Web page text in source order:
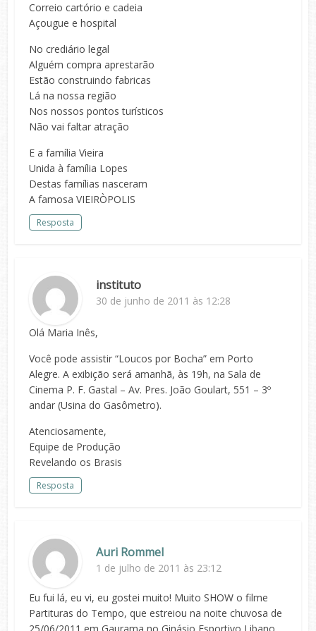
Correio cartório e cadeia
Açougue e hospital
No crediário legal
Alguém compra aprestarão
Estão construindo fabricas
Lá na nossa região
Nos nossos pontos turísticos
Não vai faltar atração
E a família Vieira
Unida à família Lopes
Destas famílias nasceram
A famosa VIEIRÒPOLIS
Resposta
instituto
30 de junho de 2011 às 12:28
Olá Maria Inês,
Você pode assistir “Loucos por Bocha” em Porto
Alegre. A exibição será amanhã, às 19h, na Sala de
Cinema P. F. Gastal – Av. Pres. João Goulart, 551 – 3º
andar (Usina do Gasômetro).
Atenciosamente,
Equipe de Produção
Revelando os Brasis
Resposta
Auri Rommel
1 de julho de 2011 às 23:12
Eu fui lá, eu vi, eu gostei muito! Muito SHOW o filme
Partituras do Tempo, que estreiou na noite chuvosa de